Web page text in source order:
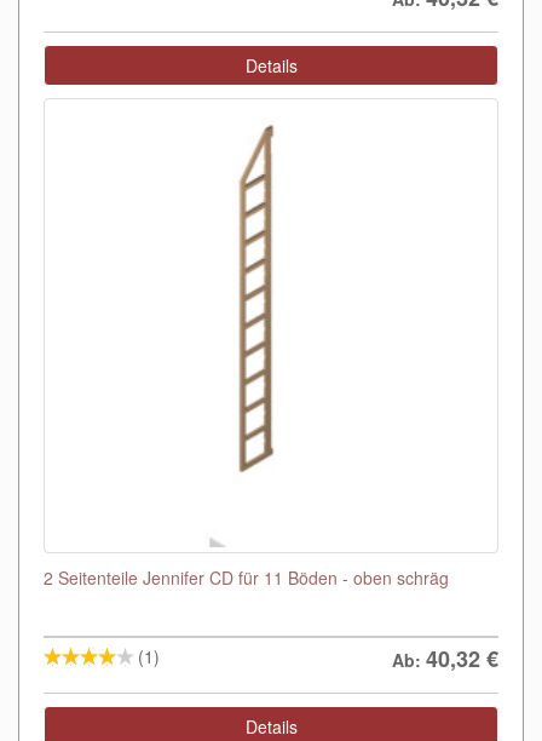
Details
2 Seitenteile Jennifer CD für 11 Böden - oben schräg
(1) Ab: 40,32€
Details